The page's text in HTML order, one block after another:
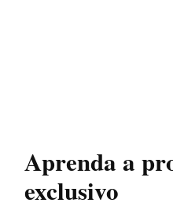
Aprenda a
exclusivo